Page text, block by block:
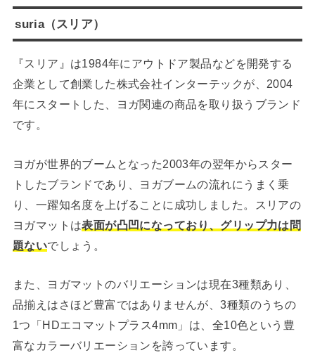
suria（スリア）
『スリア』は1984年にアウトドア製品などを開発する
企業として創業した株式会社インターテックが、2004
年にスタートした、ヨガ関連の商品を取り扱うブランド
です。
ヨガが世界的ブームとなった2003年の翌年からスター
トしたブランドであり、ヨガブームの流れにうまく乗
り、一躍知名度を上げることに成功しました。スリアの
ヨガマットは表面が凸凹になっており、グリップ力は問
題ないでしょう。
また、ヨガマットのバリエーションは現在3種類あり、
品揃えはさほど豊富ではありませんが、3種類のうちの
1つ「HDエコマットプラス4mm」は、全10色という豊
富なカラーバリエーションを誇っています。